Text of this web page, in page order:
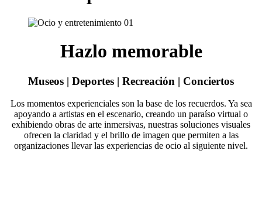
Hazlo memorable
Museos | Deportes | Recreación | Conciertos
Los momentos experienciales son la base de los recuerdos. Ya sea
apoyando a artistas en el escenario, creando un paraíso virtual o
exhibiendo obras de arte inmersivas, nuestras soluciones visuales
ofrecen la claridad y el brillo de imagen que permiten a las
organizaciones llevar las experiencias de ocio al siguiente nivel.